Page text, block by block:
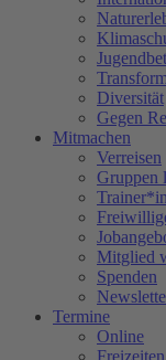
Diversität
Gegen
Mitmachen
Verreisen
Gruppen
Mitglied
Spenden
Termine
Online
Freizeiten